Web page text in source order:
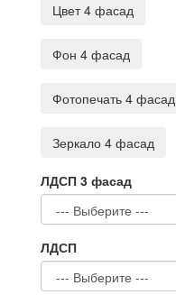
Цвет 4 фасад
Фон 4 фасад
Фотопечать 4 фасад
Зеркало 4 фасад
ЛДСП 3 фасад
ЛДСП